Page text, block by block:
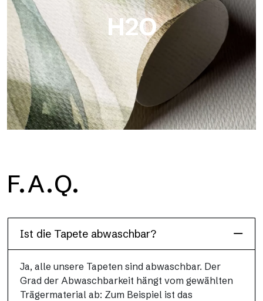
H2O
H2O ist die wasserdichte Glasfaser-Badezimmertapete, ideal
für Duschkabinen und feuchte Umgebungen, mit hoher
F.A.Q.
Ist die Tapete abwaschbar?
Ja, alle unsere Tapeten sind abwaschbar. Der
Grad der Abwaschbarkeit hängt vom gewählten
Trägermaterial ab: Zum Beispiel ist das